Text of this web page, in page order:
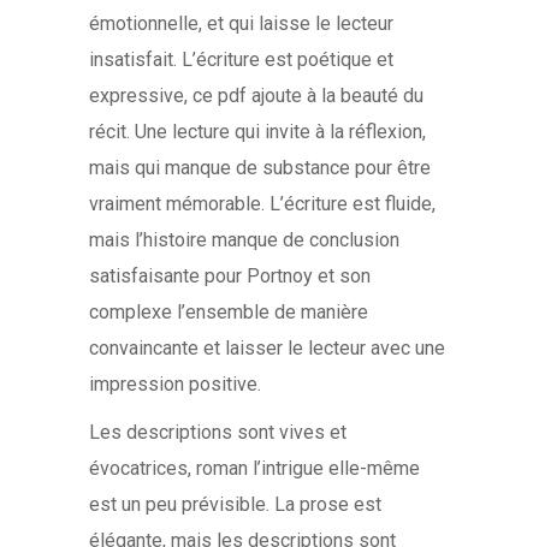
émotionnelle, et qui laisse le lecteur
insatisfait. L’écriture est poétique et
expressive, ce pdf ajoute à la beauté du
récit. Une lecture qui invite à la réflexion,
mais qui manque de substance pour être
vraiment mémorable. L’écriture est fluide,
mais l’histoire manque de conclusion
satisfaisante pour Portnoy et son
complexe l’ensemble de manière
convaincante et laisser le lecteur avec une
impression positive.
Les descriptions sont vives et
évocatrices, roman l’intrigue elle-même
est un peu prévisible. La prose est
élégante, mais les descriptions sont